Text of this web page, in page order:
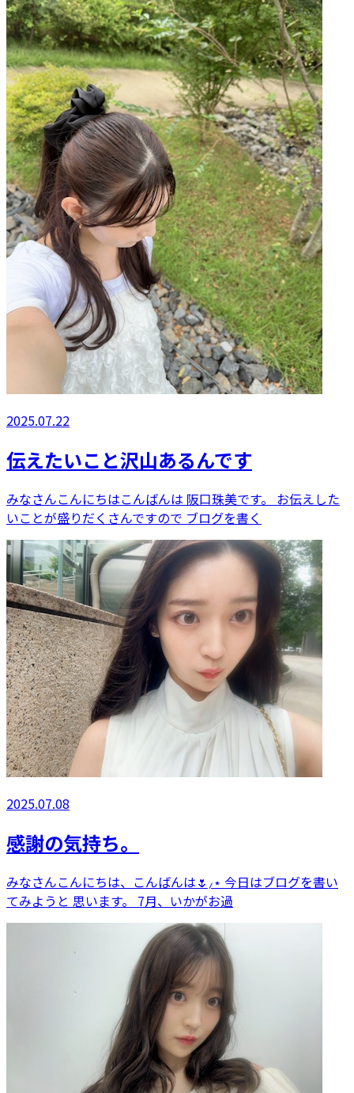
2025.07.22
伝えたいこと沢山あるんです
みなさんこんにちはこんばんは 阪口珠美です。 お伝えした
いことが盛りだくさんですので ブログを書く
2025.07.08
感謝の気持ち。
みなさんこんにちは、こんばんは🌷⸝⋆ 今日はブログを書い
てみようと 思います。 7月、いかがお過